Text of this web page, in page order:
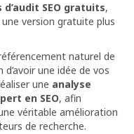
d’audit SEO gratuits,
version gratuite plus
naturel de
une idée de vos
une analyse
en SEO, afin
véritable amélioration
de recherche.